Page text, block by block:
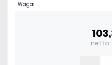
Waga:
netto: